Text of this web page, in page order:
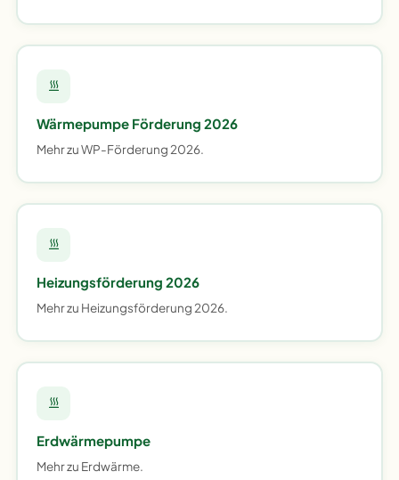
Wärmepumpe Förderung 2026
Mehr zu WP-Förderung 2026.
Heizungsförderung 2026
Mehr zu Heizungsförderung 2026.
Erdwärmepumpe
Mehr zu Erdwärme.